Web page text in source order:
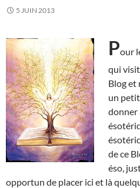
5 JUIN 2013
Pour
qui
Blog et
un
donner
de ce
éso,
opportun de placer ici et là